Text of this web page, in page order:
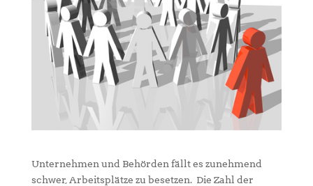
Unternehmen und Behörden fällt es zunehmend
schwer, Arbeitsplätze zu besetzen. Die Zahl der